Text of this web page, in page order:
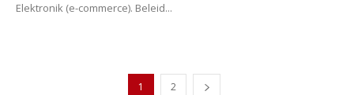
Elektronik (e-commerce). Beleid...
1 2